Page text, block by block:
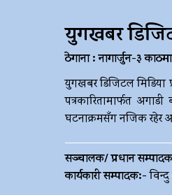
युगखबर
ठेगाना : नागार्जुन-३
युगखबर डिजिटल मिडिया
पत्रकारितामार्फत
घटनाक्रमसँग नजिक रहेर
सञ्चालक/ प्रधान
कार्यकारी सम्पादक:-